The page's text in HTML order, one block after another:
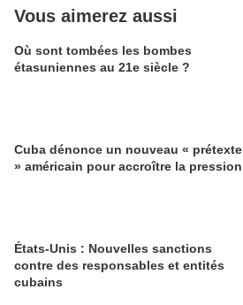
Vous aimerez aussi
Où sont tombées les bombes
étasuniennes au 21e siècle ?
Cuba dénonce un nouveau « prétexte
» américain pour accroître la pression
États-Unis : Nouvelles sanctions
contre des responsables et entités
cubains